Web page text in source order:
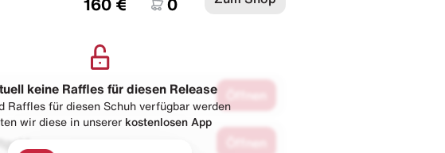
160 € 0
keine Raffles für diesen Release
Raffles für diesen Schuh verfügbar werden
wir diese in unserer kostenlosen App